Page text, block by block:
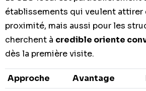
établissements qui veulent attirer
proximité, mais aussi pour les
cherchent à credible oriente
dès la première visite.
Approche Avantage